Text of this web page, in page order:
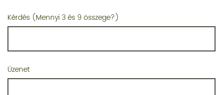
Kérdés (Mennyi 3 és 9 összege?)
Üzenet